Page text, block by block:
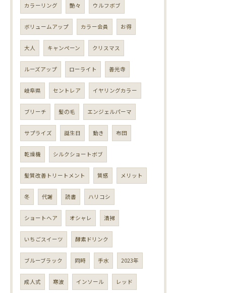
カラーリング 艶々 ウルフボブ
ボリュームアップ カラー会員 お得
大人 キャンペーン クリスマス
ルーズアップ ローライト 善光寺
岐阜県 セントレア イヤリングカラー
ブリーチ 髪の毛 エンジェルパーマ
サプライズ 誕生日 動き 布団
乾燥機 シルクショートボブ
髪質改善トリートメント 質感 メリット
冬 代謝 読書 ハリコシ
ショートヘア オシャレ 清掃
いちごスイーツ 酵素ドリンク
ブルーブラック 同時 手水 2023年
成人式 寒波 インソール レッド